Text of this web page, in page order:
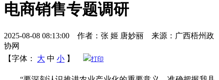
电商销售专题调研
2025-08-08 08:13:00 作者：张 姬 唐妙丽 来源：广西梧州政
协网
【字体：
大 中 小 】 打印